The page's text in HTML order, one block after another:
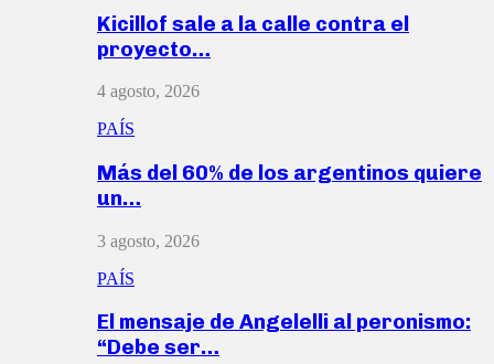
Kicillof sale a la calle contra el
proyecto…
4 agosto, 2026
PAÍS
Más del 60% de los argentinos quiere
un…
3 agosto, 2026
PAÍS
El mensaje de Angelelli al peronismo:
“Debe ser…